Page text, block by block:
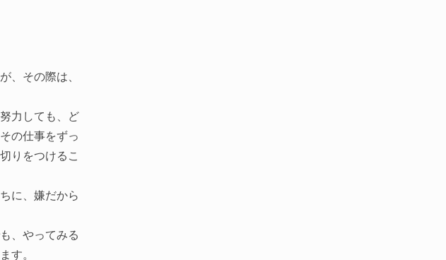
、その際は、
力しても、ど
の仕事をずっ
りをつけるこ
に、嫌だから
、やってみる
す。